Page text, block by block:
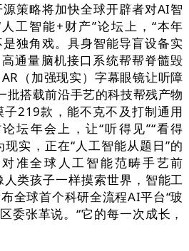
策略将加快全球开辟者对AI智
工智能+财产”论坛上，“本年
是独角戏。具身智能导盲设备实
通量脑机接口系统帮帮脊髓毁
（加强现实）字幕眼镜让听障
搭载前沿手艺的科技帮残产物
219款，能不克不及打制通用
坛年会上，让“听得见”“看得
现实，正在“人工智能从题日”的
准全球人工智能范畴手艺前
人类孩子一样摸索世界，智能工
全球首个科研全流程AI平台“玻
委张革说。“它的每一次成长，